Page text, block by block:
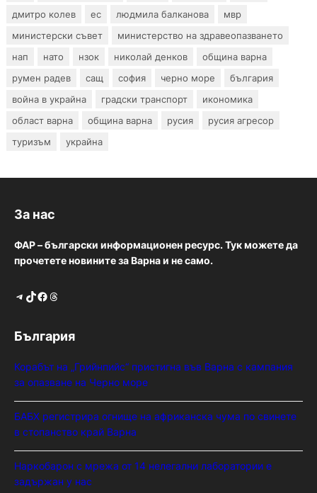
дмитро колев
ес людмила балканова
мвр
министерски съвет
министерство на здравеопазването
нап
нато нзок николай денков
община варна
румен радев
сащ софия черно море
българия
война в украйна
градски транспорт
икономика
област варна
община варна русия
русия агресор
туризъм
украйна
За нас
ФАР – български информационен ресурс. Тук можете да
прочетете новините за Варна и не само.
Telegram TikTok Facebook Threads
България
Корабът на „Грийнпийс“ пристигна във Варна с кампания
за опазване на Черно море
БАБХ регистрира огнище на африканска чума по свинете
в стопанство край Варна
Наркобарон с мрежа от 14 нелегални лаборатории е
задържан у нас